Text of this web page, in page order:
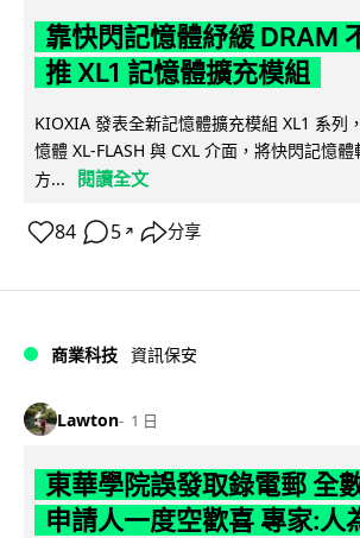
靠快閃記憶體紓緩 DRAM
推 XL1 記憶體擴充模組
KIOXIA 發表全新記憶體擴充模組 XL1 系列
憶體 XL-FLASH 與 CXL 介面，將快閃記憶
方...
閱讀全文
84 5 ↗ 分享
商業科技 資訊保安
Lawton 1 日
東華學院誤發取錄電郵 全
申請人一度空歡喜 專家:人